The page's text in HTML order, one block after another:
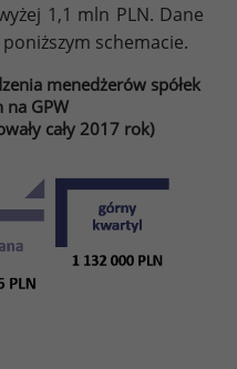
1,1 mln PLN. Dane
schemacie.
menedżerów spółek
na GPW
cały 2017 rok)